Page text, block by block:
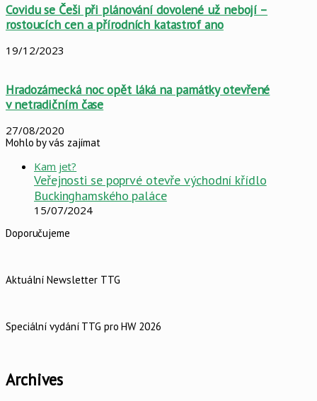
Covidu se Češi při plánování dovolené už nebojí –
rostoucích cen a přírodních katastrof ano
19/12/2023
Hradozámecká noc opět láká na památky otevřené
v netradičním čase
27/08/2020
Mohlo by vás zajímat
Kam jet?
Veřejnosti se poprvé otevře východní křídlo
Buckinghamského paláce
15/07/2024
Doporučujeme
Aktuální Newsletter TTG
Speciální vydání TTG pro HW 2026
Archives